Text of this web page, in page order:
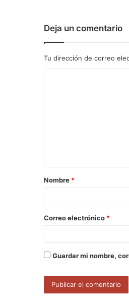
Deja un comentario
Tu dirección de correo
a
r
*
Nombre *
Correo electrónico *
Guardar mi nombre,